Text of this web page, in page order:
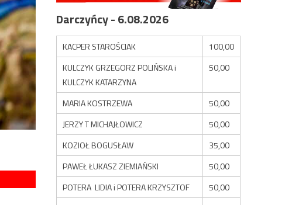
Darczyńcy - 6.08.2026
KACPER STAROŚCIAK
100,00
KULCZYK GRZEGORZ POLIŃSKA i
KULCZYK KATARZYNA
50,00
MARIA KOSTRZEWA
50,00
JERZY T MICHAJŁOWICZ
50,00
KOZIOŁ BOGUSŁAW
35,00
PAWEŁ ŁUKASZ ZIEMIAŃSKI
50,00
POTERA LIDIA i POTERA KRZYSZTOF
50,00